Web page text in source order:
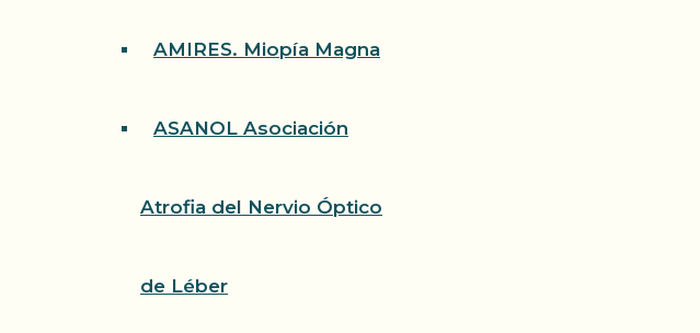
AMIRES. Miopía Magna
ASANOL Asociación
Atrofia del Nervio Óptico
de Léber